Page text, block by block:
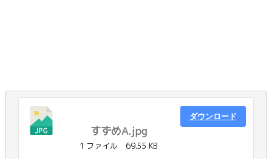
すずめA.jpg
1 ファイル 69.55 KB
ダウンロード